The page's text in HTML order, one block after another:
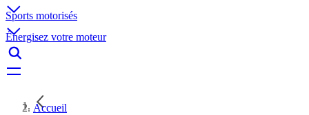
Sports motorisés
Énergisez votre moteur
Accueil